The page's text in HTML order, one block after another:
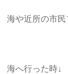
海や近所の市
海へ行った時↓